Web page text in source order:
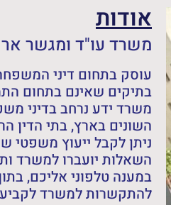
אודות
משרד עו"ד ומגשר
עוסק בתחום דיני
בתיקים שאינם בתחום
משרד ידע נרחב בדיני
השונים בארץ, בתי הדין
ניתן לקבל ייעוץ
השאלות יועברו למשרד
במענה טלפוני אליכם,
להתקשרות למשרד